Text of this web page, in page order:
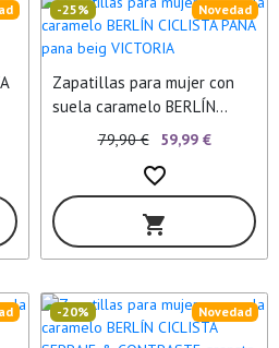
Zapatillas para mujer con
suela caramelo BERLÍN
CICLISTA PANA pana beig
Novedad
-25%
79,90 € 59,99 €
favorite_border
shopping_cart
Novedad
-20%